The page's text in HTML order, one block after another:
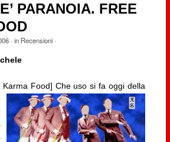
PARANOIA. FREE
· in Recensioni·
Karma Food] Che uso si fa oggi della